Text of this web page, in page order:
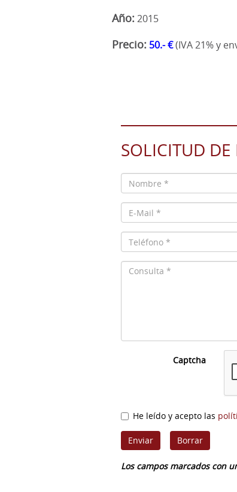
Año:2015
Precio: 50.- €(IVA 21% y
SOLICITUD
Captcha
He leído y acepto las
Los campos marcados con